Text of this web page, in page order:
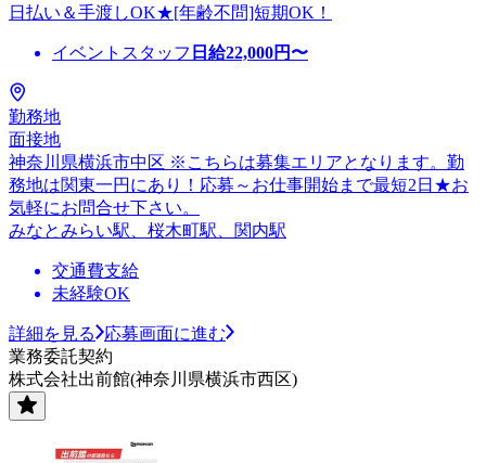
日払い＆手渡しOK★[年齢不問]短期OK！
イベントスタッフ 日給22,000円〜
勤務地
面接地
神奈川県横浜市中区 ※こちらは募集エリアとなります。勤
務地は関東一円にあり！応募～お仕事開始まで最短2日★お
気軽にお問合せ下さい。
みなとみらい駅、桜木町駅、関内駅
交通費支給
未経験OK
詳細を見る
応募画面に進む
業務委託契約
株式会社出前館(神奈川県横浜市西区)